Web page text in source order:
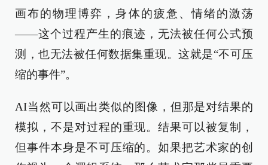
画布的物理博弈，身体的疲惫、情绪的激荡
——这个过程产生的痕迹，无法被任何公式预
测，也无法被任何数据集重现。这就是“不可压
缩的事件”。
AI当然可以画出类似的图像，但那是对结果的
模拟，不是对过程的重现。结果可以被复制，
但事件本身是不可压缩的。如果把艺术家的创